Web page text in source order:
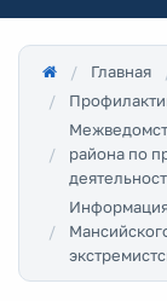
Главная
района по